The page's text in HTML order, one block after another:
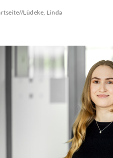
//Lüdeke, Linda